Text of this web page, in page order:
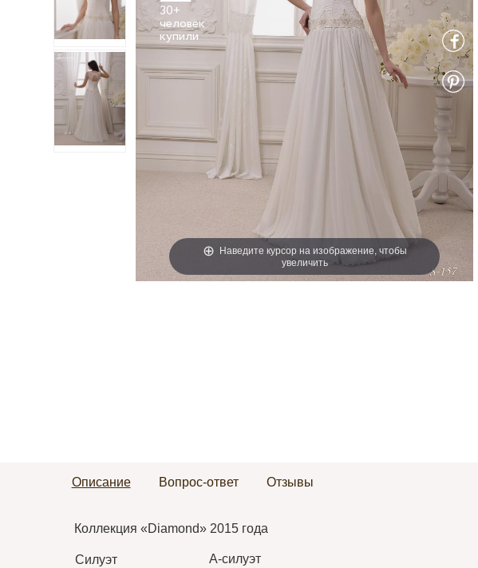
Наведите курсор на изображение, чтобы
увеличить
30+
человек
Описание Вопрос-ответ Отзывы
Коллекция «Diamond» 2015 года
Силуэт
А-силуэт